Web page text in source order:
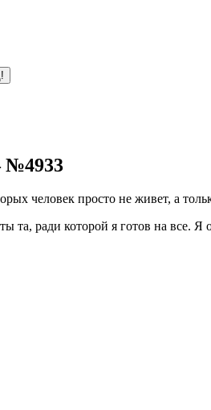
№4933
человек просто не живет, а
ради которой я готов на все. Я